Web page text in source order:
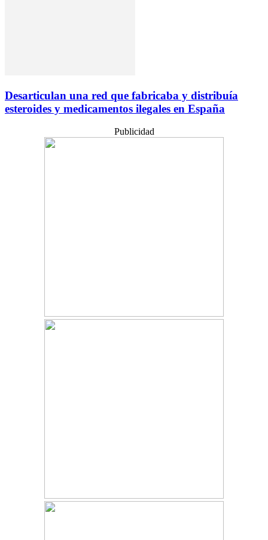
Desarticulan una red que fabricaba y distribuía
esteroides y medicamentos ilegales en España
Publicidad